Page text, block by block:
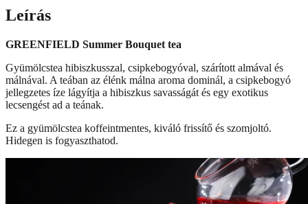
Leírás
GREENFIELD Summer Bouquet tea
Gyümölcstea hibiszkusszal, csipkebogyóval, szárított almával és
málnával. A teában az élénk málna aroma dominál, a csipkebogyó
jellegzetes íze lágyítja a hibiszkus savasságát és egy exotikus
lecsengést ad a teának.
Ez a gyümölcstea koffeintmentes, kiváló frissítő és szomjoltó.
Hidegen is fogyaszthatod.